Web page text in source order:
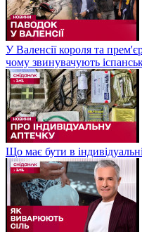
У Валенсії короля та
чому звинувачують
Що має бути в